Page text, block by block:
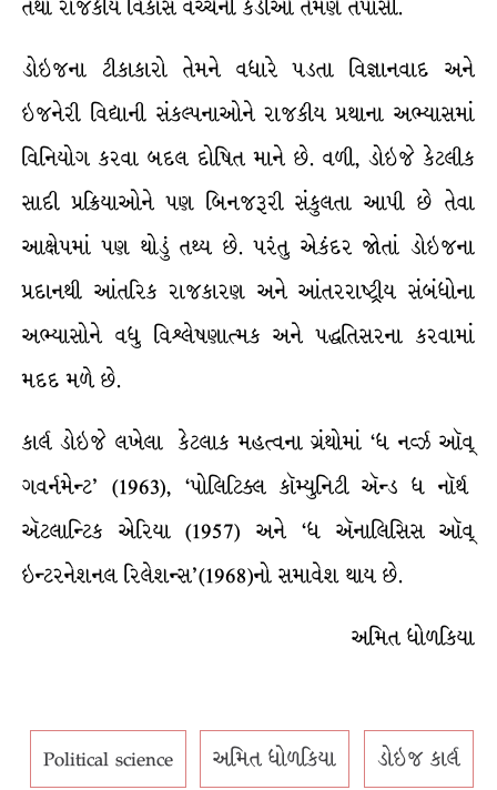
તથા રાજકીય વિકાસ વચ્ચેની કડીઓ તેમણે તપાસી.
ડોઇજના ટીકાકારો તેમને વધારે પડતા વિજ્ઞાનવાદ અને
ઇજનેરી વિદ્યાની સંકલ્પનાઓને રાજકીય પ્રથાના અભ્યાસમાં
વિનિયોગ કરવા બદલ દોષિત માને છે. વળી, ડોઇજે કેટલીક
સાદી પ્રક્રિયાઓને પણ બિનજરૂરી સંકુલતા આપી છે તેવા
આક્ષેપમાં પણ થોડું તથ્ય છે. પરંતુ એકંદર જોતાં ડોઇજના
પ્રદાનથી આંતરિક રાજકારણ અને આંતરરાષ્ટ્રીય સંબંધોના
અભ્યાસોને વધુ વિશ્લેષણાત્મક અને પદ્ધતિસરના કરવામાં
મદદ મળે છે.
કાર્લ ડોઇજે લખેલા કેટલાક મહત્વના ગ્રંથોમાં ‘ધ નર્વ્ઝ ઑવ્
ગવર્નમેન્ટ’ (1963), ‘પોલિટિક્લ કૉમ્યુનિટી ઍન્ડ ધ નૉર્થ
ઍટલાન્ટિક એરિયા (1957) અને ‘ધ ઍનાલિસિસ ઑવ્
ઇન્ટરનેશનલ રિલેશન્સ’(1968)નો સમાવેશ થાય છે.
અમિત ધોળકિયા
Political science અમિત ધોળકિયા ડોઇજ કાર્લ